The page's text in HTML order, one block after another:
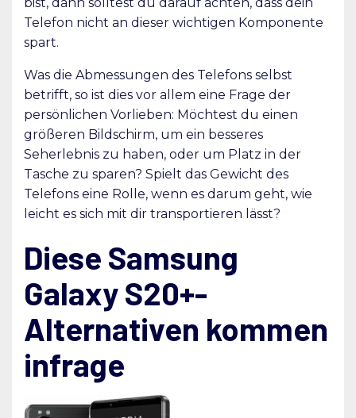
Telefon nicht an dieser wichtigen Komponente
spart.
Was die Abmessungen des Telefons selbst
betrifft, so ist dies vor allem eine Frage der
persönlichen Vorlieben: Möchtest du einen
größeren Bildschirm, um ein besseres
Seherlebnis zu haben, oder um Platz in der
Tasche zu sparen? Spielt das Gewicht des
Telefons eine Rolle, wenn es darum geht, wie
leicht es sich mit dir transportieren lässt?
Diese Samsung
Galaxy S20+-
Alternativen kommen
infrage